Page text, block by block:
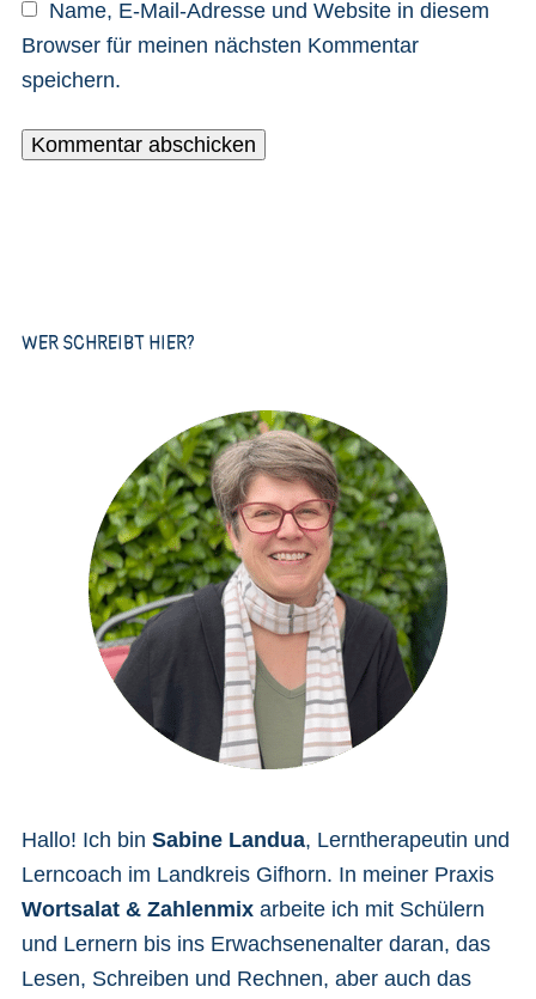
Name, E-Mail-Adresse und Website in diesem
Browser für meinen nächsten Kommentar
speichern.
WER SCHREIBT HIER?
Hallo! Ich bin Sabine Landua, Lerntherapeutin und
Lerncoach im Landkreis Gifhorn. In meiner Praxis
Wortsalat & Zahlenmix arbeite ich mit Schülern
und Lernern bis ins Erwachsenenalter daran, das
Lesen, Schreiben und Rechnen, aber auch das